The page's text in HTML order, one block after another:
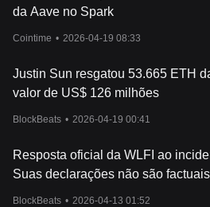
da Aave no Spark
Cointime • 2026-04-19 08:33
Justin Sun resgatou 53.665 ETH
valor de US$ 126 milhões
BlockBeats • 2026-04-19 00:41
Resposta oficial da WLFI ao
Suas declarações não são
BlockBeats • 2026-04-13 01:52